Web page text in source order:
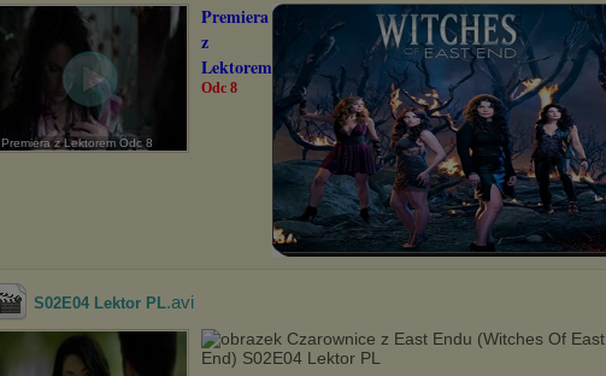
Premiera z Lektorem Odc 8
Premiera
z
Lektorem
Odc 8
S02E04 Lektor PL.avi
Czarownice z East Endu (Witches Of East
End) S02E04 Lektor PL